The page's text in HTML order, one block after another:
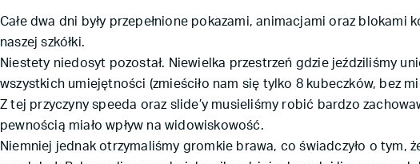
Całe dwa dni były przepełnione pokazami, animacjami oraz blokami
naszej szkółki.
Niestety niedosyt pozostał. Niewielka przestrzeń gdzie jeździliśmy
wszystkich umiejętności (zmieściło nam się tylko 8 kubeczków, bez
Z tej przyczyny speeda oraz slide’y musieliśmy robić bardzo
pewnością miało wpływ na widowiskowość.
Niemniej jednak otrzymaliśmy gromkie brawa, co świadczyło o tym,